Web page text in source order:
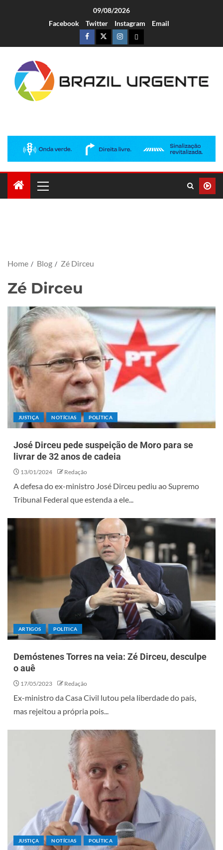
09/08/2026
Facebook
Twitter Instagram Email
Home Blog Zé Dirceu
Zé Dirceu
JUSTIÇA NOTÍCIAS POLÍTICA
José Dirceu pede suspeição de Moro para se
livrar de 32 anos de cadeia
13/01/2024 Redação
A defesa do ex-ministro José Dirceu pediu ao Supremo
Tribunal Federal que estenda a ele...
ARTIGOS POLÍTICA
Demóstenes Torres na veia: Zé Dirceu, desculpe
o auê
17/05/2023 Redação
Ex-ministro da Casa Civil lutou pela liberdade do país,
mas rejeitou a própria pois...
JUSTIÇA NOTÍCIAS POLÍTICA